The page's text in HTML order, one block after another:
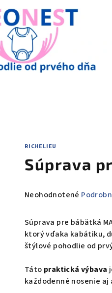
RICHELIEU
Súprava
Priemerné
produktu
je
0,0
5
hviezdičiek.
Neohodnotené
Súprava pre bábätká
ktorý vďaka kabátiku,
štýlové pohodlie od
Táto praktická výbava
každodenné nosenie